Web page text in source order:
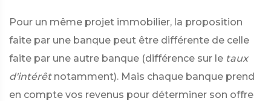
Pour un même projet immobilier, la proposition
faite par une banque peut être différente de celle
faite par une autre banque (différence sur le taux
d'intérêt notamment). Mais chaque banque prend
en compte vos revenus pour déterminer son offre